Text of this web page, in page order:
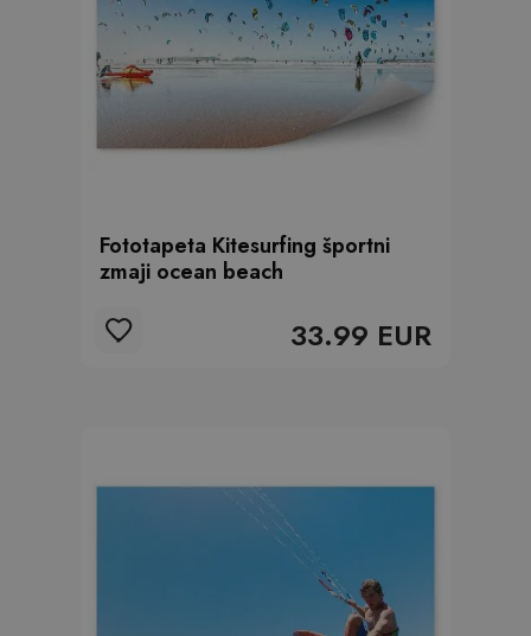
Fototapeta Kitesurfing športni
zmaji ocean beach
33.99 EUR